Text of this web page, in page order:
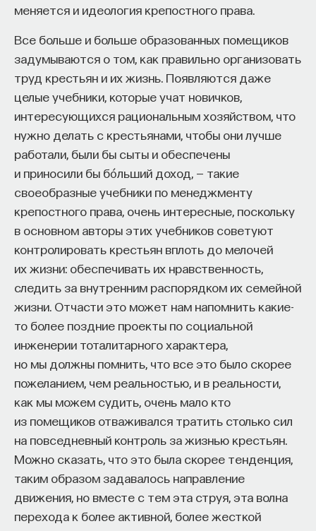
меняется и идеология крепостного права.
Все больше и больше образованных помещиков
задумываются о том, как правильно организовать
труд крестьян и их жизнь. Появляются даже
целые учебники, которые учат новичков,
интересующихся рациональным хозяйством, что
нужно делать с крестьянами, чтобы они лучше
работали, были бы сыты и обеспечены
и приносили бы бо́льший доход, — такие
своеобразные учебники по менеджменту
крепостного права, очень интересные, поскольку
в основном авторы этих учебников советуют
контролировать крестьян вплоть до мелочей
их жизни: обеспечивать их нравственность,
следить за внутренним распорядком их семейной
жизни. Отчасти это может нам напомнить какие-
то более поздние проекты по социальной
инженерии тоталитарного характера,
но мы должны помнить, что все это было скорее
пожеланием, чем реальностью, и в реальности,
как мы можем судить, очень мало кто
из помещиков отваживался тратить столько сил
на повседневный контроль за жизнью крестьян.
Можно сказать, что это была скорее тенденция,
таким образом задавалось направление
движения, но вместе с тем эта струя, эта волна
перехода к более активной, более жесткой
Подводя итог, важно отметить, что как в больших,
так и в малых текстах — в церковном пении,
поэзии, «Божественной комедии» —
Средневековье оставило нам урок о том, что
согласие, мир, гармония, терпимость
по отношению друг к другу — это большая
ценность.
6/6/2020
НАД МАТЕРИАЛОМ РАБОТАЛИ
PhD, доктор исторических наук, ординарный
профессор Высшей школы экономики,
старший научный сотрудник Лаборатории
медиевистических исследований НИУ ВШЭ
ИСТОРИЯ
ИСТОРИЯ
ХРИСТИАНСТВО СХОЛАСТИКА